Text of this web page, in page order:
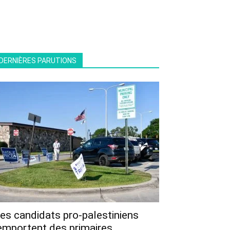
PARUTIONS
candidats pro-palestiniens